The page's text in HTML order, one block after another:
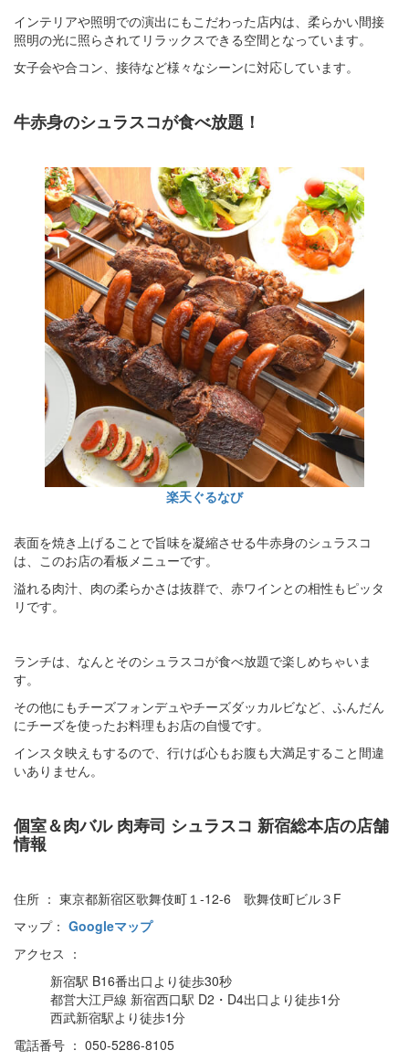
インテリアや照明での演出にもこだわった店内は、柔らかい間接
照明の光に照らされてリラックスできる空間となっています。
女子会や合コン、接待など様々なシーンに対応しています。
牛赤身のシュラスコが食べ放題！
楽天ぐるなび
表面を焼き上げることで旨味を凝縮させる牛赤身のシュラスコ
は、このお店の看板メニューです。
溢れる肉汁、肉の柔らかさは抜群で、赤ワインとの相性もピッタ
リです。
ランチは、なんとそのシュラスコが食べ放題で楽しめちゃいま
す。
その他にもチーズフォンデュやチーズダッカルビなど、ふんだん
にチーズを使ったお料理もお店の自慢です。
インスタ映えもするので、行けば心もお腹も大満足すること間違
いありません。
個室＆肉バル 肉寿司 シュラスコ 新宿総本店の店舗
情報
住所 ： 東京都新宿区歌舞伎町１-12-6 歌舞伎町ビル３F
マップ： Googleマップ
アクセス ：
新宿駅 B16番出口より徒歩30秒
都営大江戸線 新宿西口駅 D2・D4出口より徒歩1分
西武新宿駅より徒歩1分
電話番号 ： 050-5286-8105